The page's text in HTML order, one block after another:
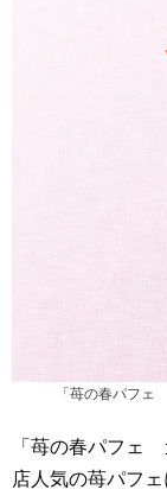
「苺の春パフ
「苺の春パフェ
店人気の苺パフ